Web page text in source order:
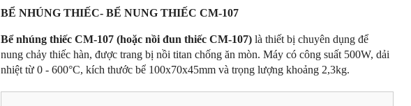
BỂ NHÚNG THIẾC- BỂ NUNG THIẾC CM-107
Bể nhúng thiếc CM-107 (hoặc nồi đun thiếc CM-107) là thiết bị chuyên dụng để
nung chảy thiếc hàn, được trang bị nồi titan chống ăn mòn. Máy có công suất 500W, dải
nhiệt từ 0 - 600°C, kích thước bể 100x70x45mm và trọng lượng khoảng 2,3kg.